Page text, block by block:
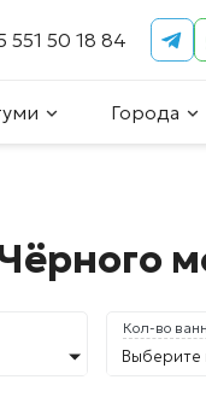
551 50 18 84
Города
Кол-во
Выберите